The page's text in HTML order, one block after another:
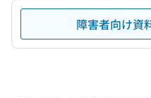
障害者向け資